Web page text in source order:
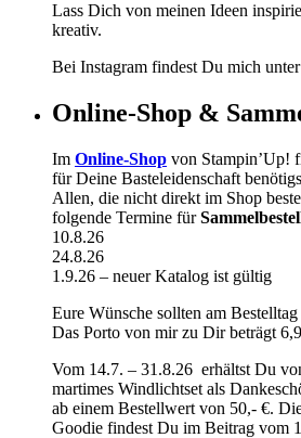
Lass Dich von meinen Ideen
kreativ.
Bei Instagram findest Du mich
Online-Shop &
Im Online-Shop von Stampin’Up!
für Deine Basteleidenschaft
Allen, die nicht direkt im Shop
folgende Termine für
10.8.26
24.8.26
1.9.26 – neuer Katalog ist gültig
Eure Wünsche sollten am
Das Porto von mir zu Dir beträgt
Vom 14.7. – 31.8.26 erhältst Du
martimes Windlichtset als
ab einem Bestellwert von 50,- €.
Goodie findest Du im Beitrag vom